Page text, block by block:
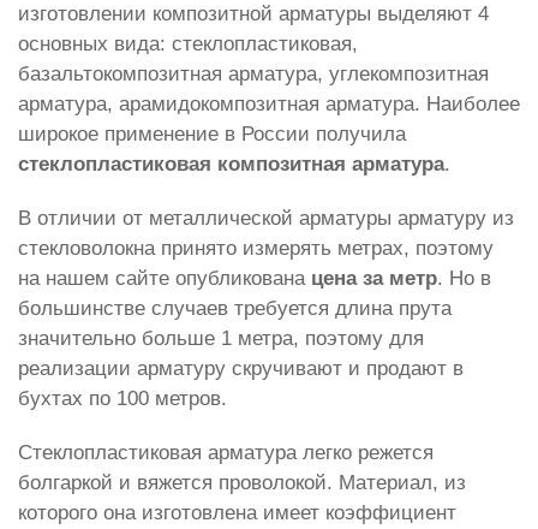
изготовлении композитной арматуры выделяют 4
основных вида: стеклопластиковая,
базальтокомпозитная арматура, углекомпозитная
арматура, арамидокомпозитная арматура. Наиболее
широкое применение в России получила
стеклопластиковая композитная арматура.
В отличии от металлической арматуры арматуру из
стекловолокна принято измерять метрах, поэтому
на нашем сайте опубликована цена за метр. Но в
большинстве случаев требуется длина прута
значительно больше 1 метра, поэтому для
реализации арматуру скручивают и продают в
бухтах по 100 метров.
Стеклопластиковая арматура легко режется
болгаркой и вяжется проволокой. Материал, из
которого она изготовлена имеет коэффициент